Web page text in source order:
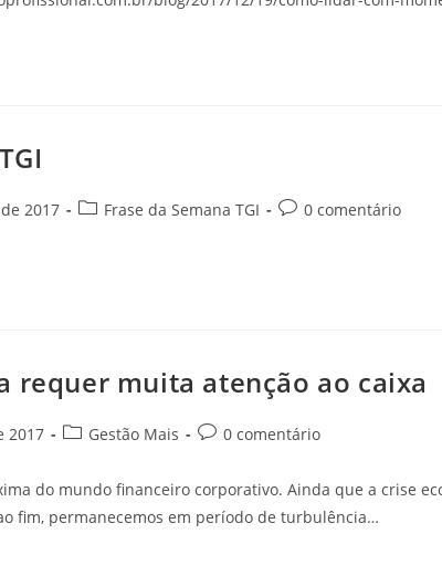
2017 Frase da Semana TGI 0 comentário
requer muita atenção ao caixa
2017 Gestão Mais 0 comentário
do mundo financeiro corporativo. Ainda que a crise
fim, permanecemos em período de turbulência…